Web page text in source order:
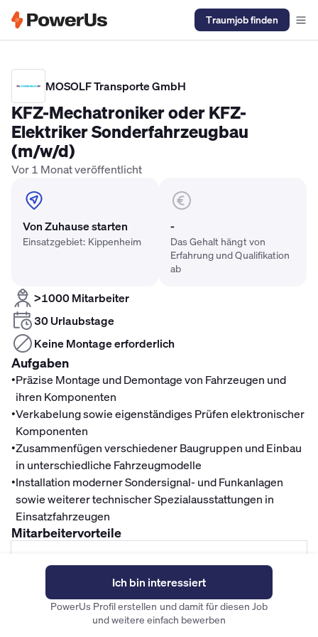
Traumjob finden
MOSOLF Transporte GmbH
KFZ-Mechatroniker oder KFZ-
Elektriker Sonderfahrzeugbau
(m/w/d)
Vor 1 Monat veröffentlicht
Von Zuhause starten
Einsatzgebiet: Kippenheim
-
Das Gehalt hängt von
Erfahrung und Qualifikation
ab
>1000 Mitarbeiter
30 Urlaubstage
Keine Montage erforderlich
Aufgaben
•Präzise Montage und Demontage von Fahrzeugen und
ihren Komponenten
•Verkabelung sowie eigenständiges Prüfen elektronischer
Komponenten
•Zusammenfügen verschiedener Baugruppen und Einbau
in unterschiedliche Fahrzeugmodelle
•Installation moderner Sondersignal- und Funkanlagen
sowie weiterer technischer Spezialausstattungen in
Einsatzfahrzeugen
Mitarbeitervorteile
Fahrradleasing
Betriebliche Altersvorsorge
Mitarbeiterrabatte
Ich bin interessiert
PowerUs Profil erstellen und damit für diesen Job
und weitere einfach bewerben